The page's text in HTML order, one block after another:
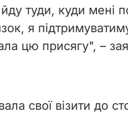
йду туди, куди мені
я
цю присягу", –
свої візити до